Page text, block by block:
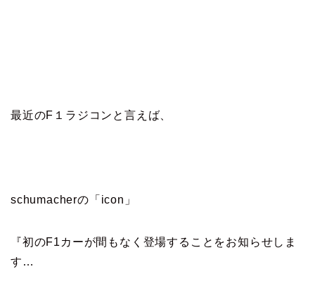
最近のF１ラジコンと言えば、
schumacherの「icon」
『初のF1カーが間もなく登場することをお知らせしま
す…